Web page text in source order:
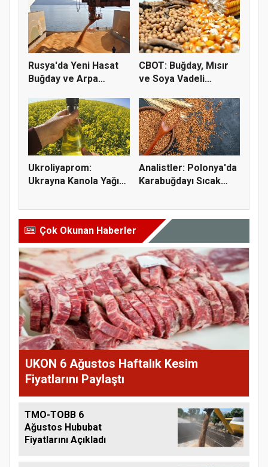
Rusya'da Yeni Hasat
Buğday ve Arpa
CBOT: Buğday, Mısır
ve Soya Vadeli
Ukroliyaprom:
Ukrayna Kanola Yağı
Analistler: Polonya'da
Karabuğdayı Sıcak
Çok Okunan Haberler
UKON 6 Ağustos Haftalık Kesim
Fiyatlarını Paylaştı
TMO-TOBB 6
Ağustos Hububat
Fiyatlarını Açıkladı